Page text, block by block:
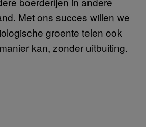
Met ons succes willen we
groente telen ook
kan, zonder uitbuiting.